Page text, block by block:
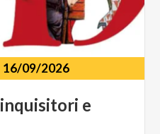
16/09/2026
inquisitori e